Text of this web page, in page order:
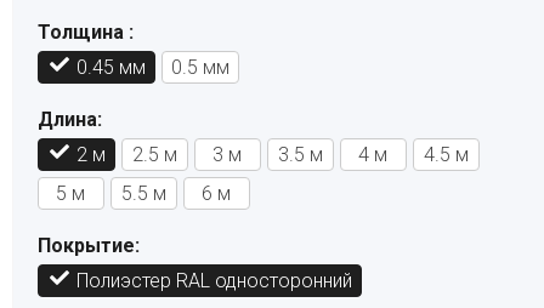
Толщина :
0.45 мм
0.5 мм
Длина:
2 м
2.5 м 3 м 3.5 м 4 м
4.5 м
5 м
5.5 м 6 м
Покрытие:
Полиэстер RAL односторонний